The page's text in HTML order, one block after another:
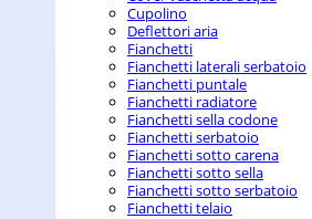
Cupolino
Deflettori aria
Fianchetti
Fianchetti laterali serbatoio
Fianchetti puntale
Fianchetti radiatore
Fianchetti sella codone
Fianchetti serbatoio
Fianchetti sotto carena
Fianchetti sotto sella
Fianchetti sotto serbatoio
Fianchetti telaio